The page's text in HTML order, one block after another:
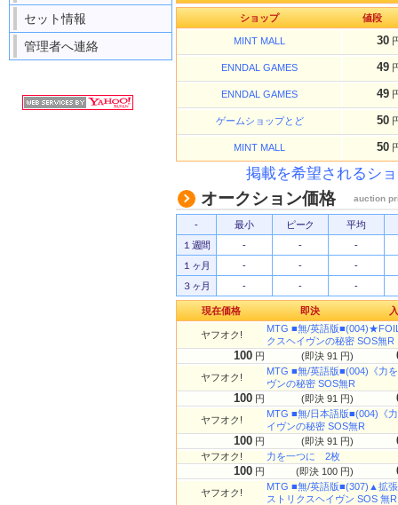
セット情報
管理者へ連絡
ショップ 値段
MINT MALL 30
ENNDAL GAMES 49
ENNDAL GAMES 49
ゲームショップとど 50
MINT MALL 50
掲載を希望されるシ
オークション価格 auction
- 最小 ピーク
平均
１週間
- -
-
１ヶ月
- -
-
３ヶ月
- - -
現在価格 即決
ヤフオク!
MTG ■無/英語版
クスヘイヴンの秘密 SOS無R
100 円 (即決 91 円)
ヤフオク!
MTG ■無/英語版■(004)《力
ヴンの秘密 SOS無R
100 円 (即決 91 円)
ヤフオク!
MTG ■無/日本語版■(004)《
イヴンの秘密 SOS無R
100 円 (即決 91 円)
ヤフオク! 力を一つに 2枚
100 円 (即決 100 円)
ヤフオク!
MTG ■無/英語版■(307)▲拡
ストリクスヘイヴン SOS 無R